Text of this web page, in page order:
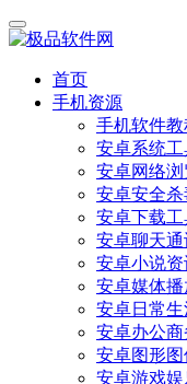
首页
手机资源
手机软件教
安卓系统工
安卓网络浏
安卓安全杀
安卓下载工
安卓聊天通
安卓小说资
安卓媒体播
安卓日常生
安卓办公商
安卓图形图
安卓游戏娱